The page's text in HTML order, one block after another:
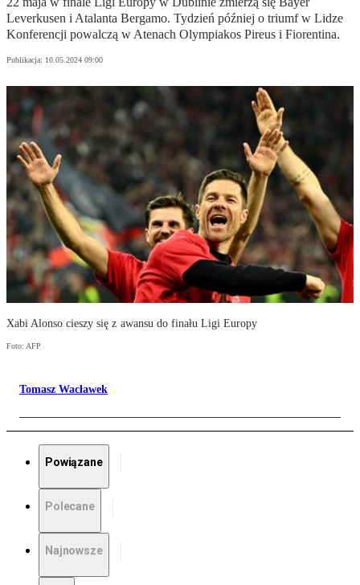
Leverkusen i Atalanta Bergamo. Tydzień później o triumf w Lidze
Konferencji powalczą w Atenach Olympiakos Pireus i Fiorentina.
Publikacja: 10.05.2024 09:00
Xabi Alonso cieszy się z awansu do finału Ligi Europy
Foto: AFP
Tomasz Wacławek
Powiązane
Polecane
Najnowsze